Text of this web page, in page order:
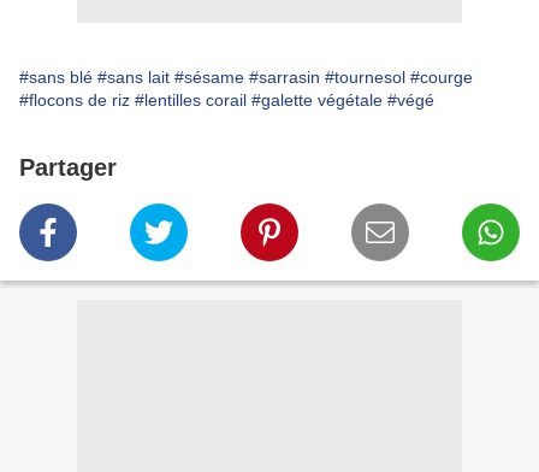
#sans blé #sans lait #sésame #sarrasin #tournesol #courge
#flocons de riz #lentilles corail #galette végétale #végé
Partager